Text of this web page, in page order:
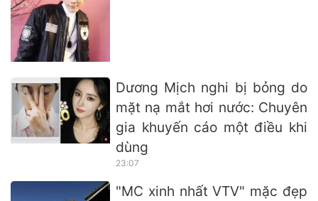
Dương Mịch nghi bị bỏng do
mặt nạ mắt hơi nước: Chuyên
gia khuyến cáo một điều khi
dùng
23:07
"MC xinh nhất VTV" mặc đẹp